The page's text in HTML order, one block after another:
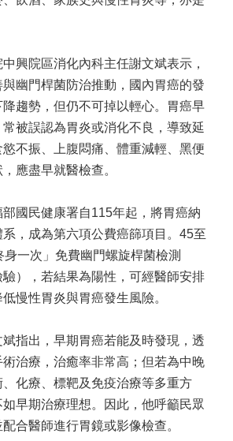
興院區消化內科主任謝文斌表示，
幽門桿菌防治推動，國內胃癌的發
趨勢，但仍不可掉以輕心。胃癌早
被誤認為胃炎或消化不良，導致延
不振、上腹悶痛、體重減輕、黑便
應盡早就醫檢查。
國民健康署自115年起，將胃癌納
系，成為第六項公費癌篩項目。45至
一次」免費幽門螺旋桿菌檢測
驗），若結果為陽性，可經醫師安排
慢性胃炎與胃癌發生風險。
指出，早期胃癌若能及時發現，透
治療，治癒率非常高；但若為中晚
化療、標靶及免疫治療等多重方
早期治療理想。因此，他呼籲民眾
合醫師進行胃鏡或影像檢查。